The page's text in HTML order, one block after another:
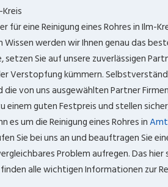
für eine Reinigung eines Rohres in
werden wir Ihnen genau das
Sie auf unsere zuverlässigen
Verstopfung kümmern.
von uns ausgewählten Partner
einem guten Festpreis und stellen
um die Reinigung eines Rohres in
Sie bei uns an und beauftragen Sie
Problem aufregen. Das hier
alle wichtigen Informationen zur